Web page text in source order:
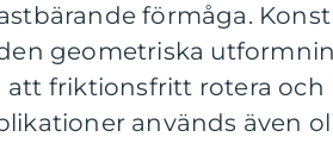
förmåga.
geometriska
friktionsfritt rotera och
används även